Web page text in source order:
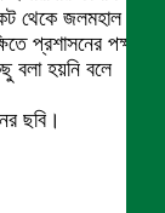
থেকে জলমহাল
প্রশাসনের পক্ষ
বলা হয়নি বলে
ছবি।